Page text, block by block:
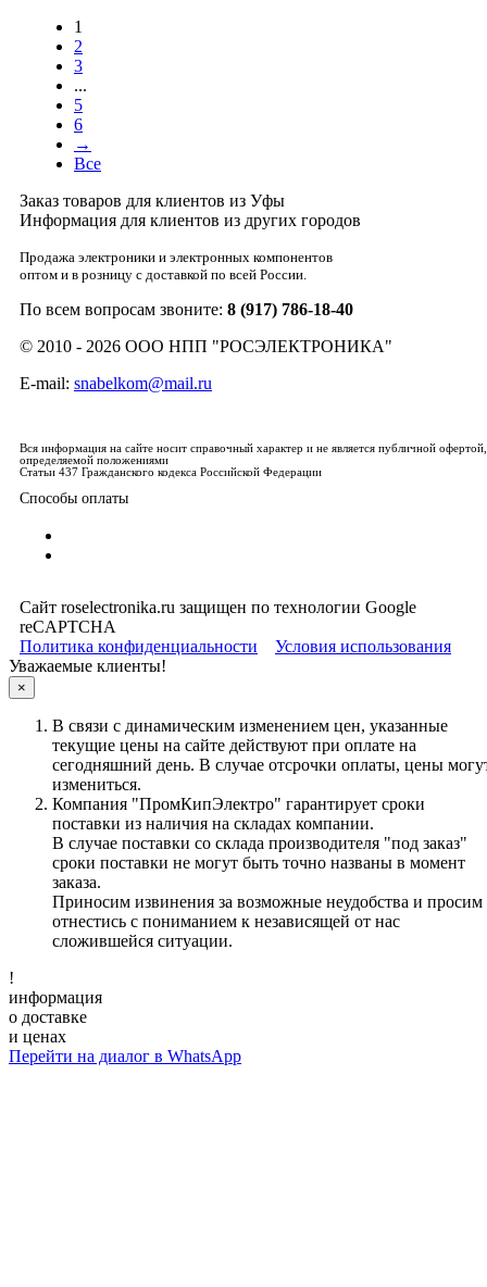
1
2
3
...
5
6
→
Все
Заказ товаров для клиентов из Уфы
Информация для клиентов из других городов
Продажа электроники и электронных компонентов
оптом и в розницу с доставкой по всей России.
По всем вопросам звоните: 8 (917) 786-18-40
© 2010 - 2026 ООО НПП "РОСЭЛЕКТРОНИКА"
E-mail: snabelkom@mail.ru
Вся информация на сайте носит справочный характер и не является публичной офертой,
определяемой положениями
Статьи 437 Гражданского кодекса Российской Федерации
Способы оплаты
Сайт roselectronika.ru защищен по технологии Google
reCAPTCHA
Политика конфиденциальности
Условия использования
Уважаемые клиенты!
×
В связи с динамическим изменением цен, указанные
текущие цены на сайте действуют при оплате на
сегодняшний день. В случае отсрочки оплаты, цены
измениться.
Компания "ПромКипЭлектро" гарантирует сроки
поставки из наличия на складах компании.
В случае поставки со склада производителя "под заказ"
сроки поставки не могут быть точно названы в момент
заказа.
Приносим извинения за возможные неудобства и просим
отнестись с пониманием к независящей от нас
сложившейся ситуации.
!
информация
о доставке
и ценах
Перейти на диалог в WhatsApp